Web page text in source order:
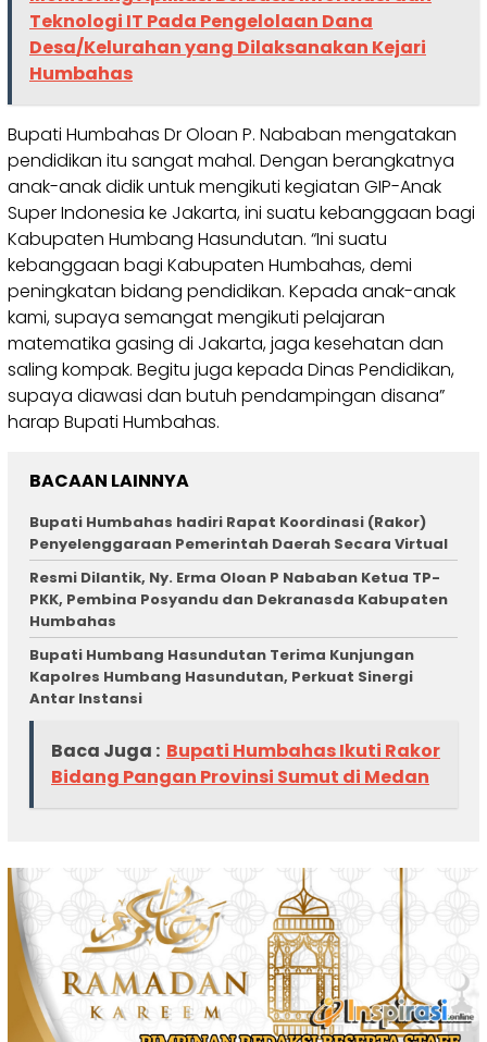
Teknologi IT Pada Pengelolaan Dana
Desa/Kelurahan yang Dilaksanakan Kejari
Humbahas
Bupati Humbahas Dr Oloan P. Nababan mengatakan
pendidikan itu sangat mahal. Dengan berangkatnya
anak-anak didik untuk mengikuti kegiatan GIP-Anak
Super Indonesia ke Jakarta, ini suatu kebanggaan bagi
Kabupaten Humbang Hasundutan. “Ini suatu
kebanggaan bagi Kabupaten Humbahas, demi
peningkatan bidang pendidikan. Kepada anak-anak
kami, supaya semangat mengikuti pelajaran
matematika gasing di Jakarta, jaga kesehatan dan
saling kompak. Begitu juga kepada Dinas Pendidikan,
supaya diawasi dan butuh pendampingan disana”
harap Bupati Humbahas.
BACAAN LAINNYA
Bupati Humbahas hadiri Rapat Koordinasi (Rakor)
Penyelenggaraan Pemerintah Daerah Secara Virtual
Resmi Dilantik, Ny. Erma Oloan P Nababan Ketua TP-
PKK, Pembina Posyandu dan Dekranasda Kabupaten
Humbahas
Bupati Humbang Hasundutan Terima Kunjungan
Kapolres Humbang Hasundutan, Perkuat Sinergi
Antar Instansi
Baca Juga : Bupati Humbahas Ikuti Rakor
Bidang Pangan Provinsi Sumut di Medan